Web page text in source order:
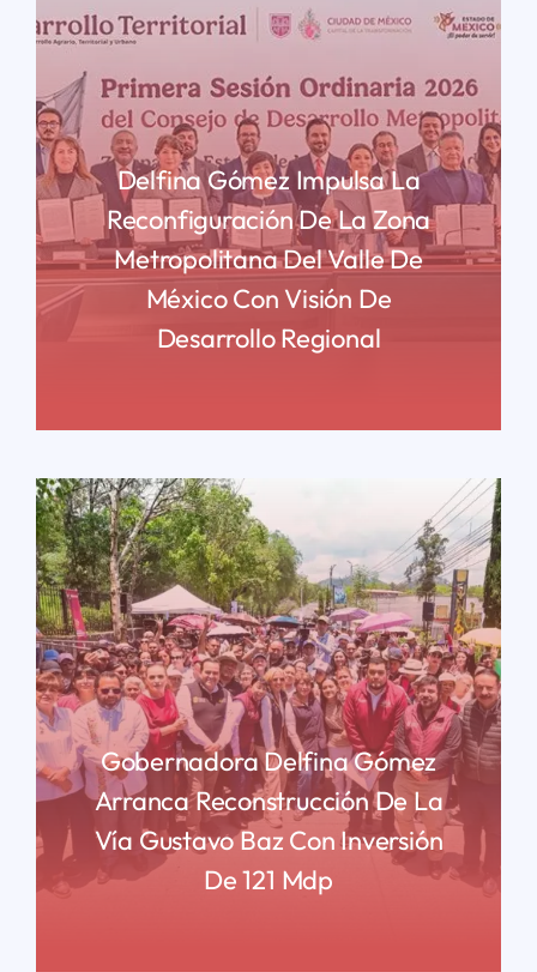
Delfina Gómez Impulsa La
Reconfiguración De La Zona
Metropolitana Del Valle De
México Con Visión De
Desarrollo Regional
Gobernadora Delfina Gómez
Arranca Reconstrucción De La
Vía Gustavo Baz Con Inversión
De 121 Mdp